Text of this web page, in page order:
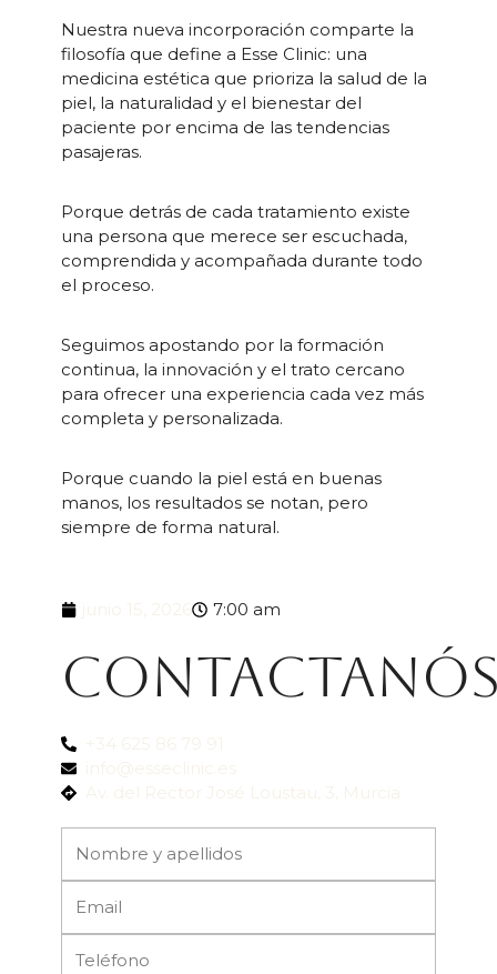
Nuestra nueva incorporación comparte la
filosofía que define a Esse Clinic: una
medicina estética que prioriza la salud de la
piel, la naturalidad y el bienestar del
paciente por encima de las tendencias
pasajeras.
Porque detrás de cada tratamiento existe
una persona que merece ser escuchada,
comprendida y acompañada durante todo
el proceso.
Seguimos apostando por la formación
continua, la innovación y el trato cercano
para ofrecer una experiencia cada vez más
completa y personalizada.
Porque cuando la piel está en buenas
manos, los resultados se notan, pero
siempre de forma natural.
7:00 am